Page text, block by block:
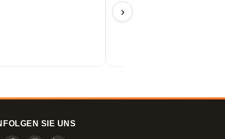
Perfekt!
11/06/2026
›
FOLGEN SIE UNS